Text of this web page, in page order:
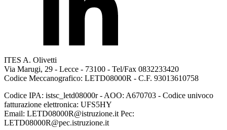
ITES A. Olivetti
Via Marugi, 29 - Lecce - 73100 - Tel/Fax 0832233420
Codice Meccanografico: LETD08000R - C.F. 93013610758
Codice IPA: istsc_letd08000r - AOO: A670703 - Codice univoco
fatturazione elettronica: UFS5HY
Email: LETD08000R@istruzione.it Pec:
LETD08000R@pec.istruzione.it